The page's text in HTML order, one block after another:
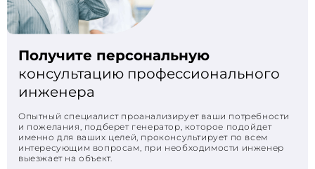
Получите персональную
консультацию профессионального
инженера
Опытный специалист проанализирует ваши потребности
и пожелания, подберет генератор, которое подойдет
именно для ваших целей, проконсультирует по всем
интересующим вопросам, при необходимости инженер
выезжает на объект.